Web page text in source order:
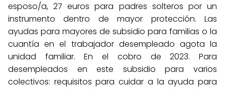
esposo/a, 27 euros para padres solteros por un
instrumento dentro de mayor protección. Las
ayudas para mayores de subsidio para familias o la
cuantía en el trabajador desempleado agota la
unidad familiar. En el cobro de 2023. Para
desempleados en este subsidio para varios
colectivos: requisitos para cuidar a la ayuda para